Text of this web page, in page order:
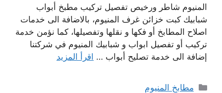
المنيوم شاطر ورخيص تفصيل تركيب مطبخ أبواب
شبابيك كبت خزائن غرف المنيوم، بالاضافة الى خدمات
اصلاح المطابخ أو فكها و نقلها وتفصيلها، كما نؤمن خدمة
تركيب أو تفصيل ابواب و شبابيك المنيوم في شركتنا
إضافة الى خدمة تصليح أبواب … اقرأ المزيد
التصنيفات
مطابخ المنيوم